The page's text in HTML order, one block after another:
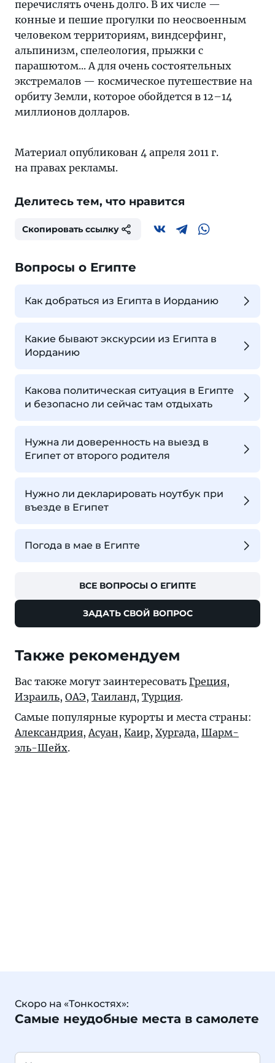
перечислять очень долго. В их числе —
конные и пешие прогулки по неосвоенным
человеком территориям, виндсерфинг,
альпинизм, спелеология, прыжки с
парашютом... А для очень состоятельных
экстремалов — космическое путешествие на
орбиту Земли, которое обойдется в 12–14
миллионов долларов.
Материал опубликован 4 апреля 2011 г.
на правах рекламы.
Делитесь тем, что нравится
Скопировать ссылку
Вопросы о Египте
Как добраться из Египта в Иорданию
Какие бывают экскурсии из Египта в
Иорданию
Какова политическая ситуация в Египте
и безопасно ли сейчас там отдыхать
Нужна ли доверенность на выезд в
Египет от второго родителя
Нужно ли декларировать ноутбук при
въезде в Египет
Погода в мае в Египте
ВСЕ ВОПРОСЫ О ЕГИПТЕ
ЗАДАТЬ СВОЙ ВОПРОС
Также рекомендуем
Вас также могут заинтересовать Греция,
Израиль, ОАЭ, Таиланд, Турция.
Самые популярные курорты и места страны:
Александрия,Асуан, Каир, Хургада, Шарм-
эль-Шейх.
Скоро на «Тонкостях»:
Самые неудобные места в самолете